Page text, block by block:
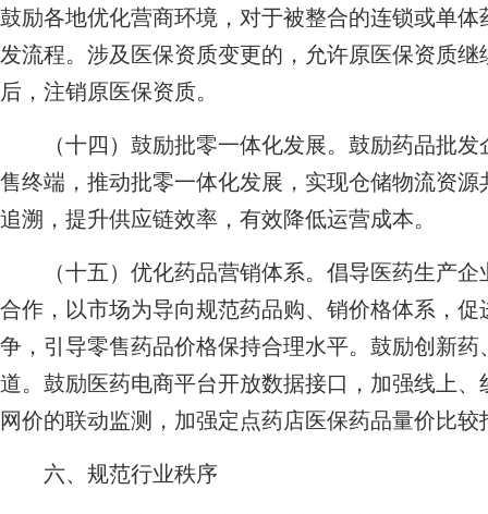
鼓励各地优化营商环境，对于被整合的连锁或单
发流程。涉及医保资质变更的，允许原医保资质
后，注销原医保资质。
（十四）鼓励批零一体化发展。鼓励药品批发
售终端，推动批零一体化发展，实现仓储物流资
追溯，提升供应链效率，有效降低运营成本。
（十五）优化药品营销体系。倡导医药生产企
合作，以市场为导向规范药品购、销价格体系，
争，引导零售药品价格保持合理水平。鼓励创新
道。鼓励医药电商平台开放数据接口，加强线上
网价的联动监测，加强定点药店医保药品量价比
六、规范行业秩序